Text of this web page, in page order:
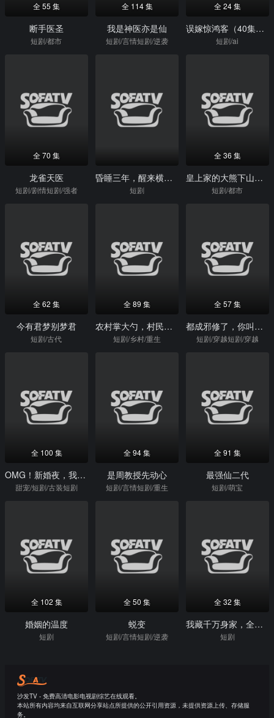
全 55 集
断手医圣
短剧/都市
全 114 集
我是神医亦是仙
短剧/言情短剧/逆袭
全 24 集
误嫁惊鸿客（40集）Ai短剧
短剧/ai
全 70 集
龙雀天医
短剧/剧情短剧/强者
昏睡三年，醒来横扫都市
短剧
全 36 集
皇上家的大熊下山救人了
短剧/都市
全 62 集
今有君梦别梦君
短剧/古代
全 89 集
农村掌大勺，村民天天想吃席
短剧/乡村/重生
全 57 集
都成邪修了，你叫我老实做人
短剧/穿越短剧/穿越
全 100 集
OMG！新婚夜，我和姐姐走错婚房
甜宠/短剧/古装短剧
全 94 集
是周教授先动心
短剧/言情短剧/重生
全 91 集
最强仙二代
短剧/萌宝
全 102 集
婚姻的温度
短剧
全 50 集
蜕变
短剧/言情短剧/逆袭
全 32 集
我藏千万身家，全村当我穷光蛋
短剧
沙发TV - 免费高清电影电视剧综艺在线观看。
本站所有内容均来自互联网分享站点所提供的公开引用资源，未提供资源上传、存储服
务。